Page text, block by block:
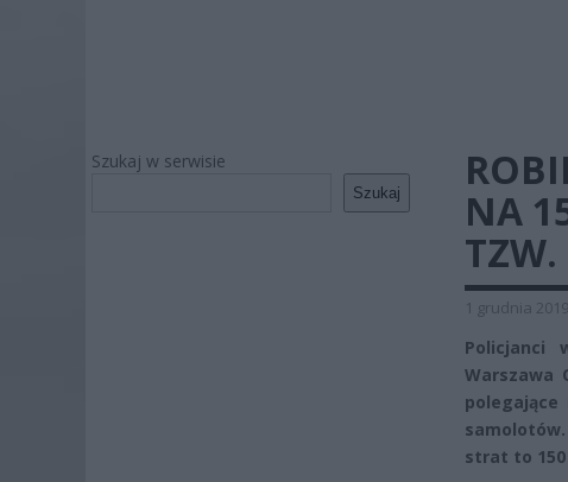
Szukaj w serwisie
Szukaj
NA
TZW.
1 grudnia
Policjanci
Warszawa
strat to 150